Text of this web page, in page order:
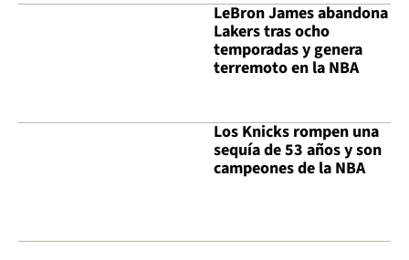
LeBron James abandona
Lakers tras ocho
temporadas y genera
terremoto en la NBA
Los Knicks rompen una
sequía de 53 años y son
campeones de la NBA